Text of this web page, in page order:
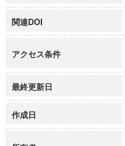
関連DOI
アクセス条件
最終更新日
作成日